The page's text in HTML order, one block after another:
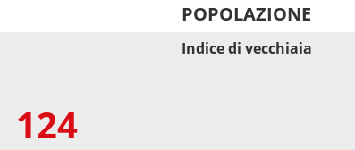
POPOLAZIONE
124
Indice di vecchiaia